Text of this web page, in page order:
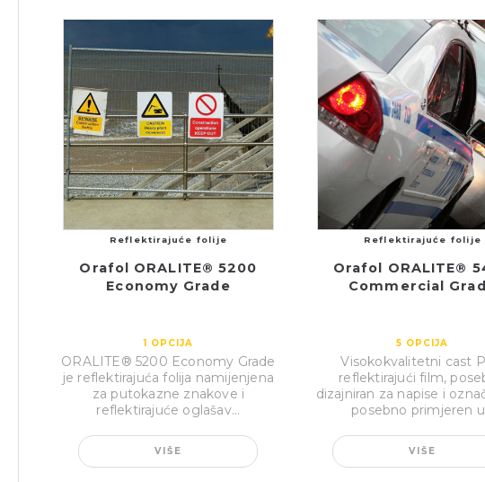
Reflektirajuće folije
Orafol ORALITE® 5200
Economy Grade
1 OPCIJA
ORALITE® 5200 Economy Grade
je reflektirajuća folija namijenjena
za putokazne znakove i
reflektirajuće oglašav...
VIŠE
Reflektirajuće folije
Orafol ORALITE®
Commercial
5 OPCIJA
Visokokvalitetni cast
reflektirajući film,
dizajniran za napise i
posebno primjeren
VIŠE